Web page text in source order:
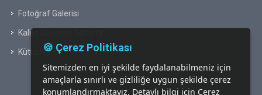
Fotoğraf Galerisi
Kalite Güvence Sistemi
Kütüphane🍪 Çerez Politikası
Sitemizden en iyi şekilde faydalanabilmeniz için
amaçlarla sınırlı ve gizliliğe uygun şekilde çerez
konumlandırmaktayız. Detaylı bilgi için Çerez